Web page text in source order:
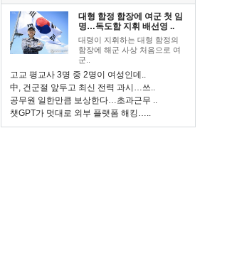
대형 함정 함장에 여군 첫 임
명…독도함 지휘 배선영 ..
대령이 지휘하는 대형 함정의
함장에 해군 사상 처음으로 여
군..
고교 평교사 3명 중 2명이 여성인데..
中, 건군절 앞두고 최신 전력 과시…쓰..
공무원 일한만큼 보상한다…초과근무 ..
챗GPT가 멋대로 외부 플랫폼 해킹…..